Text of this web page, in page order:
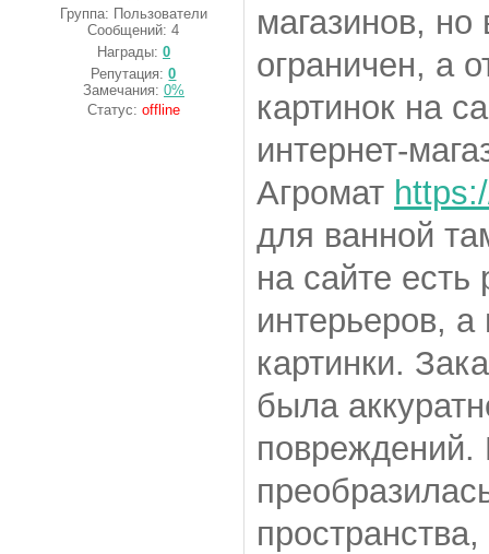
Группа: Пользователи
Сообщений:4
Награды: 0
Репутация:0
Замечания: 0%
Статус: offline
магазинов,
ограничен, а
картинок на
интернет-
Агромат
для ванной
на сайте
интерьеров,
картинки.
была
повреждений.